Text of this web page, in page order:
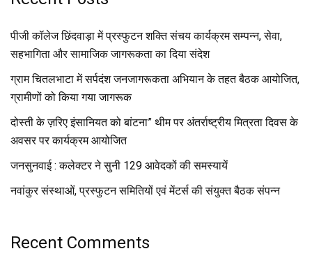
पीजी कॉलेज छिंदवाड़ा में प्रस्फुटन शक्ति संचय कार्यक्रम सम्पन्न, सेवा,
सहभागिता और सामाजिक जागरूकता का दिया संदेश
ग्राम चितलभाटा में सर्पदंश जनजागरूकता अभियान के तहत बैठक आयोजित,
ग्रामीणों को किया गया जागरूक
दोस्ती के ज़रिए इंसानियत को बांटना” थीम पर अंतर्राष्ट्रीय मित्रता दिवस के
अवसर पर कार्यक्रम आयोजित
जनसुनवाई : कलेक्टर ने सुनी 129 आवेदकों की समस्यायें
नवांकुर संस्थाओं, प्रस्फुटन समितियों एवं मेंटर्स की संयुक्त बैठक संपन्न
Recent Comments